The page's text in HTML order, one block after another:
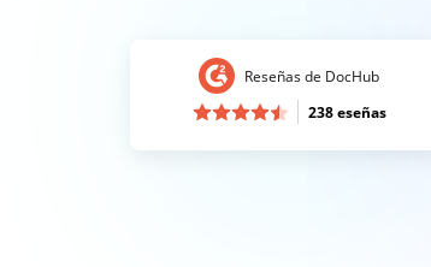
Reseñas de DocHub
238 eseñas